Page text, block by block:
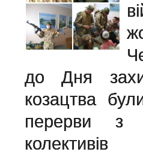
до Дня
козацтва
перерви з